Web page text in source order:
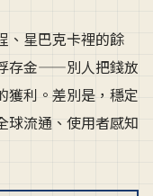
、星巴克卡裡的餘
存金——別人把錢放
獲利。差別是，穩定
球流通、使用者感知